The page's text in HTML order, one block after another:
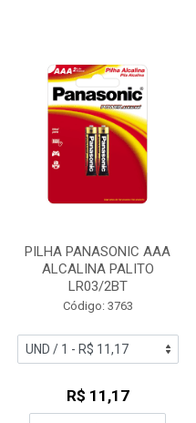
PILHA PANASONIC AAA
ALCALINA PALITO
LR03/2BT
Código: 3763
R$ 11,17